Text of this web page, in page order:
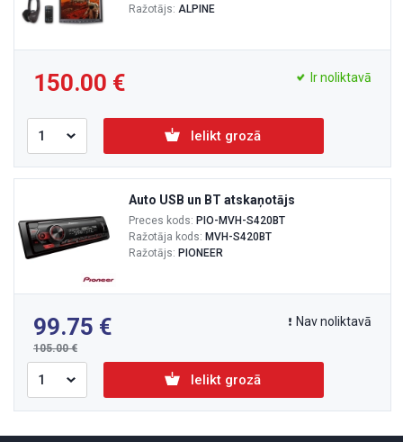
Ražotājs: ALPINE
150.00 Ir noliktavā
Ielikt grozā
Auto USB un BT atskaņotājs
Preces kods: PIO-MVH-S420BT
Ražotāja kods: MVH-S420BT
Ražotājs: PIONEER
99.75
105.00
Nav noliktavā
Ielikt grozā